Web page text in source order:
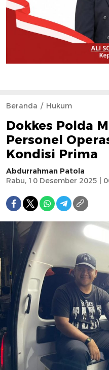
Beranda Hukum
Dokkes Polda
Personel
Kondisi Prima
Abdurrahman Patola
Rabu, 10 Desember 2025 |